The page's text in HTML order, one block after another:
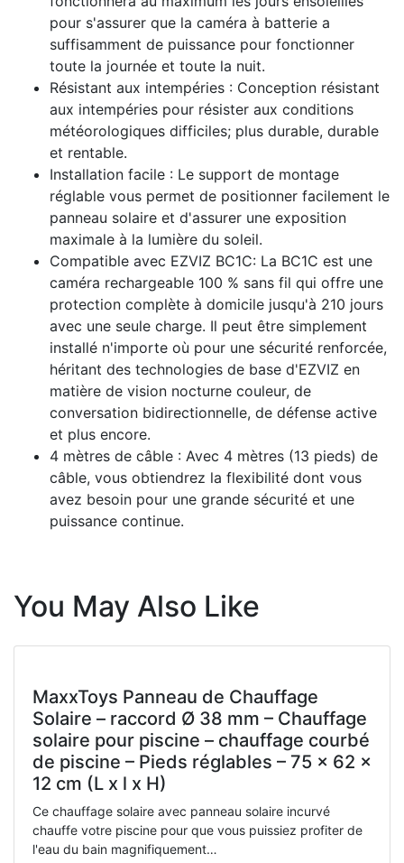
pour s'assurer que la caméra à batterie a
suffisamment de puissance pour fonctionner
toute la journée et toute la nuit.
Résistant aux intempéries : Conception résistant
aux intempéries pour résister aux conditions
météorologiques difficiles; plus durable, durable
et rentable.
Installation facile : Le support de montage
réglable vous permet de positionner facilement le
panneau solaire et d'assurer une exposition
maximale à la lumière du soleil.
Compatible avec EZVIZ BC1C: La BC1C est une
caméra rechargeable 100 % sans fil qui offre une
protection complète à domicile jusqu'à 210 jours
avec une seule charge. Il peut être simplement
installé n'importe où pour une sécurité renforcée,
héritant des technologies de base d'EZVIZ en
matière de vision nocturne couleur, de
conversation bidirectionnelle, de défense active
et plus encore.
4 mètres de câble : Avec 4 mètres (13 pieds) de
câble, vous obtiendrez la flexibilité dont vous
avez besoin pour une grande sécurité et une
puissance continue.
You May Also Like
MaxxToys Panneau de Chauffage
Solaire – raccord Ø 38 mm – Chauffage
solaire pour piscine – chauffage courbé
de piscine – Pieds réglables – 75 x 62 x
12 cm (L x l x H)
Ce chauffage solaire avec panneau solaire incurvé
chauffe votre piscine pour que vous puissiez profiter de
l'eau du bain magnifiquement…